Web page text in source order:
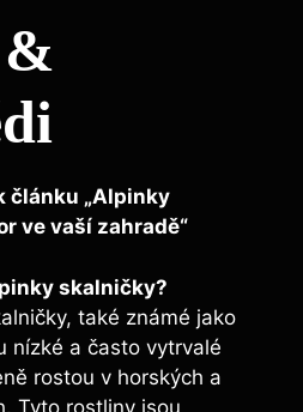
článku „Alpinky
ve vaší zahradě“
skalničky?
také známé jako
nízké a často vytrvalé
rostou v horských a
Tyto rostliny jsou